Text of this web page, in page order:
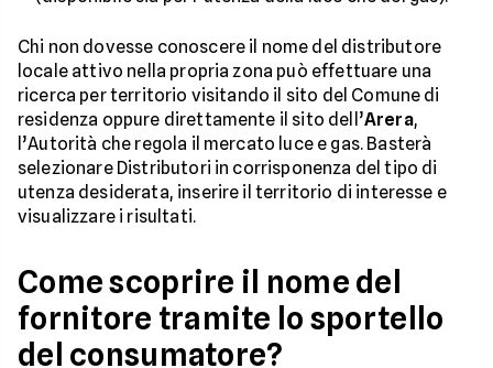
Chi non dovesse conoscere il nome del distributore
locale attivo nella propria zona può effettuare una
ricerca per territorio visitando il sito del Comune di
residenza oppure direttamente il sito dell’Arera,
l’Autorità che regola il mercato luce e gas. Basterà
selezionare Distributori in corrisponenza del tipo di
utenza desiderata, inserire il territorio di interesse e
visualizzare i risultati.
Come scoprire il nome del
fornitore tramite lo sportello
del consumatore?